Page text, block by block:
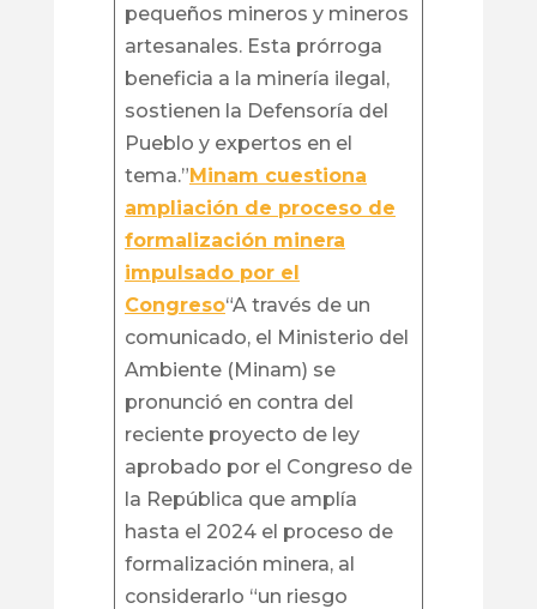
pequeños mineros y mineros
artesanales. Esta prórroga
beneficia a la minería ilegal,
sostienen la Defensoría del
Pueblo y expertos en el
tema.”Minam cuestiona
ampliación de proceso de
formalización minera
impulsado por el
Congreso“A través de un
comunicado, el Ministerio del
Ambiente (Minam) se
pronunció en contra del
reciente proyecto de ley
aprobado por el Congreso de
la República que amplía
hasta el 2024 el proceso de
formalización minera, al
considerarlo “un riesgo